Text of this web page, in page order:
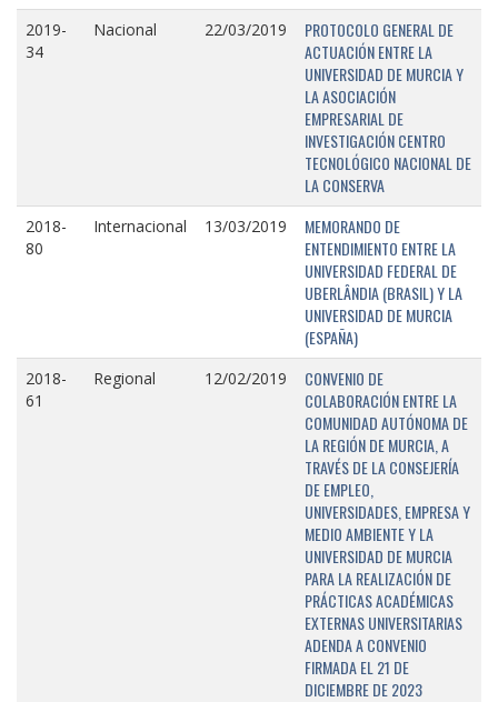
2019-
34
Nacional 22/03/2019
PROTOCOLO GENERAL DE
ACTUACIÓN ENTRE LA
UNIVERSIDAD DE MURCIA Y
LA ASOCIACIÓN
EMPRESARIAL DE
INVESTIGACIÓN CENTRO
TECNOLÓGICO NACIONAL DE
LA CONSERVA
2018-
80
Internacional 13/03/2019
MEMORANDO DE
ENTENDIMIENTO ENTRE LA
UNIVERSIDAD FEDERAL DE
UBERLÂNDIA (BRASIL) Y LA
UNIVERSIDAD DE MURCIA
(ESPAÑA)
2018-
61
Regional 12/02/2019
CONVENIO DE
COLABORACIÓN ENTRE LA
COMUNIDAD AUTÓNOMA DE
LA REGIÓN DE MURCIA, A
TRAVÉS DE LA CONSEJERÍA
DE EMPLEO,
UNIVERSIDADES, EMPRESA Y
MEDIO AMBIENTE Y LA
UNIVERSIDAD DE MURCIA
PARA LA REALIZACIÓN DE
PRÁCTICAS ACADÉMICAS
EXTERNAS UNIVERSITARIAS
ADENDA A CONVENIO
FIRMADA EL 21 DE
DICIEMBRE DE 2023